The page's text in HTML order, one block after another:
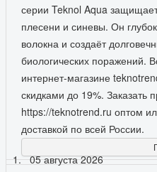
серии Teknol Aqua
плесени и синевы. Он
волокна и создаёт
биологических поражений.
интернет-магазине
скидками до 19%. Заказать
https://teknotrend.ru оптом
доставкой по всей России.
05 августа 2026